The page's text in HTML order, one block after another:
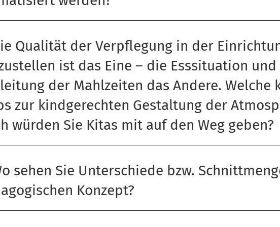
Qualität der Verpflegung in der
ist das Eine – die Esssituation und
der Mahlzeiten das Andere. Welche
zur kindgerechten Gestaltung der
würden Sie Kitas mit auf den Weg geben?
sehen Sie Unterschiede bzw.
Konzept?